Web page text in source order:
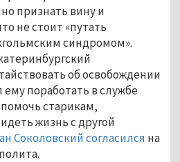
признать вину и
не стоит «путать
синдромом».
об освобождении
поработать в службе
старикам,
жизнь с другой
Соколовский согласился на